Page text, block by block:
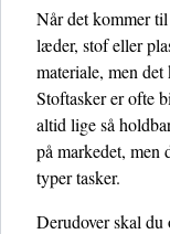
Når det kommer
læder, stof eller
materiale, men
Stoftasker er ofte
altid lige så
på markedet, men
typer tasker.
Derudover skal